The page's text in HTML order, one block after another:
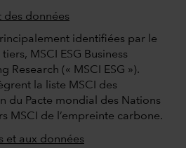
des données
identifiées par le
MSCI ESG Business
Research (« MSCI ESG »).
la liste MSCI des
du Pacte mondial des Nations
MSCI de l’empreinte carbone.
et aux données